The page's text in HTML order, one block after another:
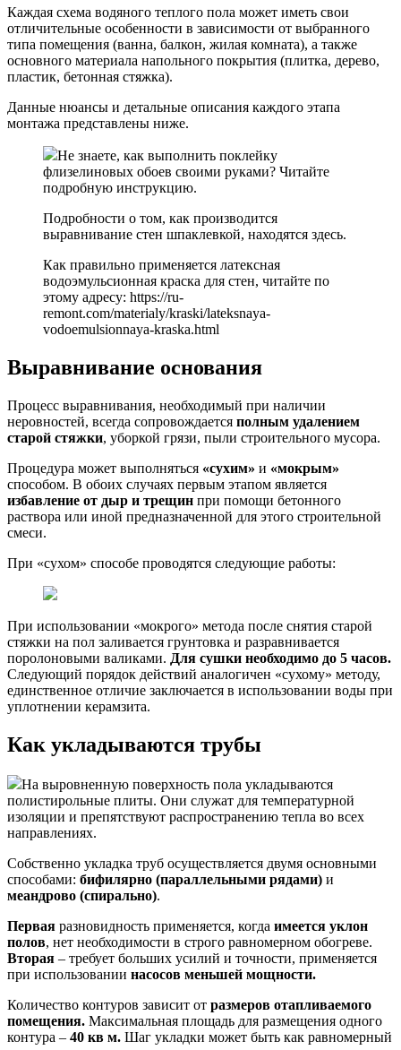
Каждая схема водяного теплого пола может иметь свои
отличительные особенности в зависимости от выбранного
типа помещения (ванна, балкон, жилая комната), а также
основного материала напольного покрытия (плитка, дерево,
пластик, бетонная стяжка).
Данные нюансы и детальные описания каждого этапа
монтажа представлены ниже.
Не знаете, как выполнить поклейку
флизелиновых обоев своими руками? Читайте
подробную инструкцию.
Подробности о том, как производится
выравнивание стен шпаклевкой, находятся здесь.
Как правильно применяется латексная
водоэмульсионная краска для стен, читайте по
этому адресу: https://ru-
remont.com/materialy/kraski/lateksnaya-
vodoemulsionnaya-kraska.html
Выравнивание основания
Процесс выравнивания, необходимый при наличии
неровностей, всегда сопровождается полным удалением
старой стяжки, уборкой грязи, пыли строительного мусора.
Процедура может выполняться «сухим» и «мокрым»
способом. В обоих случаях первым этапом является
избавление от дыр и трещин при помощи бетонного
раствора или иной предназначенной для этого строительной
смеси.
При «сухом» способе проводятся следующие работы:
При использовании «мокрого» метода после снятия старой
стяжки на пол заливается грунтовка и разравнивается
поролоновыми валиками. Для сушки необходимо до 5 часов.
Следующий порядок действий аналогичен «сухому» методу,
единственное отличие заключается в использовании воды при
уплотнении керамзита.
Как укладываются трубы
На выровненную поверхность пола укладываются
полистирольные плиты. Они служат для температурной
изоляции и препятствуют распространению тепла во всех
направлениях.
Собственно укладка труб осуществляется двумя основными
способами: бифилярно (параллельными рядами) и
меандрово (спирально).
Первая разновидность применяется, когда имеется уклон
полов, нет необходимости в строго равномерном обогреве.
Вторая – требует больших усилий и точности, применяется
при использовании насосов меньшей мощности.
Количество контуров зависит от размеров отапливаемого
помещения. Максимальная площадь для размещения одного
контура – 40 кв м. Шаг укладки может быть как равномерный